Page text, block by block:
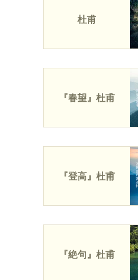
杜甫
『春望』杜甫
『登高』杜甫
『絶句』杜甫